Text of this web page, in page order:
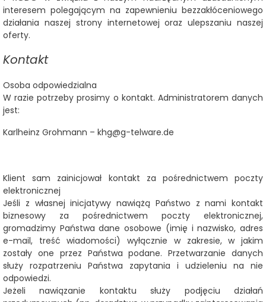
interesem polegającym na zapewnieniu bezzakłóceniowego
działania naszej strony internetowej oraz ulepszaniu naszej
oferty.
Kontakt
Osoba odpowiedzialna
W razie potrzeby prosimy o kontakt. Administratorem danych
jest:
Karlheinz Grohmann – khg@g-telware.de
Klient sam zainicjował kontakt za pośrednictwem poczty
elektronicznej
Jeśli z własnej inicjatywy nawiążą Państwo z nami kontakt
biznesowy za pośrednictwem poczty elektronicznej,
gromadzimy Państwa dane osobowe (imię i nazwisko, adres
e-mail, treść wiadomości) wyłącznie w zakresie, w jakim
zostały one przez Państwa podane. Przetwarzanie danych
służy rozpatrzeniu Państwa zapytania i udzieleniu na nie
odpowiedzi.
Jeżeli nawiązanie kontaktu służy podjęciu działań